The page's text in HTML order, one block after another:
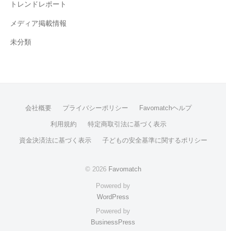
トレンドレポート
メディア掲載情報
未分類
会社概要 プライバシーポリシー Favomatchヘルプ
利用規約 特定商取引法に基づく表示
資金決済法に基づく表示 子どもの安全基準に関するポリシー
© 2026 Favomatch
Powered by
WordPress
Powered by
BusinessPress